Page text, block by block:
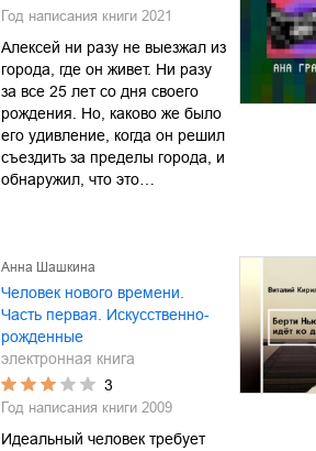
Год написания книги 2021
Алексей ни разу не выезжал из
города, где он живет. Ни разу
за все 25 лет со дня своего
рождения. Но, каково же было
его удивление, когда он решил
съездить за пределы города, и
обнаружил, что это…
Анна Шашкина
Человек нового времени.
Часть первая. Искусственно-
рожденные
электронная книга
3
Год написания книги 2009
Идеальный человек требует